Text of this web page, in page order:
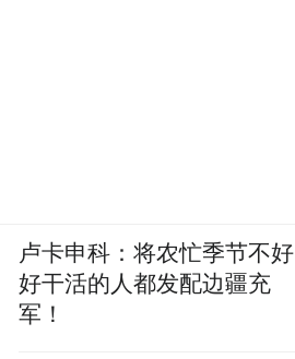
卢卡申科：将农忙季节不好
好干活的人都发配边疆充
军！